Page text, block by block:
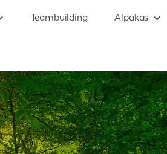
Teambuilding Alpakas